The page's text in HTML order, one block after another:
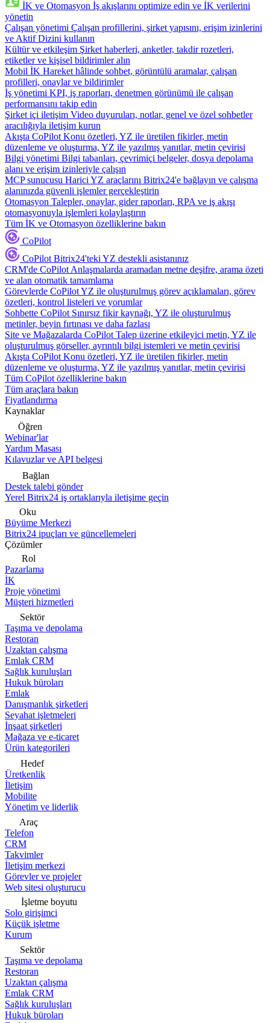
İK ve Otomasyon İş akışlarını optimize edin ve İK verilerini
yönetin
Çalışan yönetimi Çalışan profillerini, şirket yapısını, erişim izinlerini
ve Aktif Dizini kullanın
Kültür ve etkileşim Şirket haberleri, anketler, takdir rozetleri,
etiketler ve kişisel bildirimler alın
Mobil İK Hareket hâlinde sohbet, görüntülü aramalar, çalışan
profilleri, onaylar ve bildirimler
İş yönetimi KPI, iş raporları, denetmen görünümü ile çalışan
performansını takip edin
Şirket içi iletişim Video duyuruları, notlar, genel ve özel sohbetler
aracılığıyla iletişim kurun
Akışta CoPilot Konu özetleri, YZ ile üretilen fikirler, metin
düzenleme ve oluşturma, YZ ile yazılmış yanıtlar, metin çevirisi
Bilgi yönetimi Bilgi tabanları, çevrimiçi belgeler, dosya depolama
alanı ve erişim izinleriyle çalışın
MCP sunucusu Harici YZ araçlarını Bitrix24'e bağlayın ve çalışma
alanınızda güvenli işlemler gerçekleştirin
Otomasyon Talepler, onaylar, gider raporları, RPA ve iş akışı
otomasyonuyla işlemleri kolaylaştırın
Tüm İK ve Otomasyon özelliklerine bakın
CoPilot
CoPilot Bitrix24'teki YZ destekli asistanınız
CRM'de CoPilot Anlaşmalarda aramadan metne deşifre, arama özeti
ve alan otomatik tamamlama
Görevlerde CoPilotYZ ile oluşturulmuş görev açıklamaları, görev
özetleri, kontrol listeleri ve yorumlar
Sohbette CoPilot Sınırsız fikir kaynağı, YZ ile oluşturulmuş
metinler, beyin fırtınası ve daha fazlası
Site ve Mağazalarda CoPilot Talep üzerine etkileyici metin, YZ ile
oluşturulmuş görseller, ayrıntılı bilgi istemleri ve metin çevirisi
Akışta CoPilot Konu özetleri, YZ ile üretilen fikirler, metin
düzenleme ve oluşturma, YZ ile yazılmış yanıtlar, metin çevirisi
Tüm CoPilot özelliklerine bakın
Tüm araçlara bakın
Fiyatlandırma
Kaynaklar
Öğren
Webinar'lar
Yardım Masası
Kılavuzlar ve API belgesi
Bağlan
Destek talebi gönder
Yerel Bitrix24 iş ortaklarıyla iletişime geçin
Oku
Büyüme Merkezi
Bitrix24 ipuçları ve güncellemeleri
Çözümler
Rol
Pazarlama
İK
Proje yönetimi
Müşteri hizmetleri
Sektör
Taşıma ve depolama
Restoran
Uzaktan çalışma
Emlak CRM
Sağlık kuruluşları
Hukuk büroları
Emlak
Danışmanlık şirketleri
Seyahat işletmeleri
İnşaat şirketleri
Mağaza ve e-ticaret
Ürün kategorileri
Hedef
Üretkenlik
İletişim
Mobilite
Yönetim ve liderlik
Araç
Telefon
CRM
Takvimler
İletişim merkezi
Görevler ve projeler
Web sitesi oluşturucu
İşletme boyutu
Solo girişimci
Küçük işletme
Kurum
Sektör
Taşıma ve depolama
Restoran
Uzaktan çalışma
Emlak CRM
Sağlık kuruluşları
Hukuk büroları